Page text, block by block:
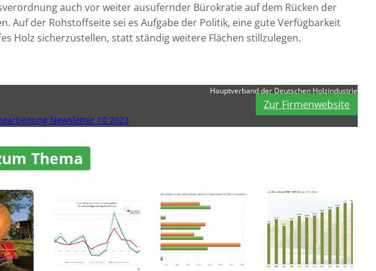
auch vor weiter ausufernder Bürokratie auf dem Rücken der
Auf der Rohstoffseite sei es Aufgabe der Politik, eine gute Verfügbarkeit
Holz sicherzustellen, statt ständig weitere Flächen stillzulegen.
Newsletter 10 2023
Hauptverband der Deutschen Holzindustrie
Zur Firmenwebsite
Thema